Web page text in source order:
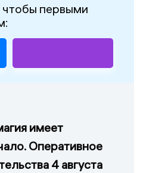
первыми
имеет
Оперативное
4 августа